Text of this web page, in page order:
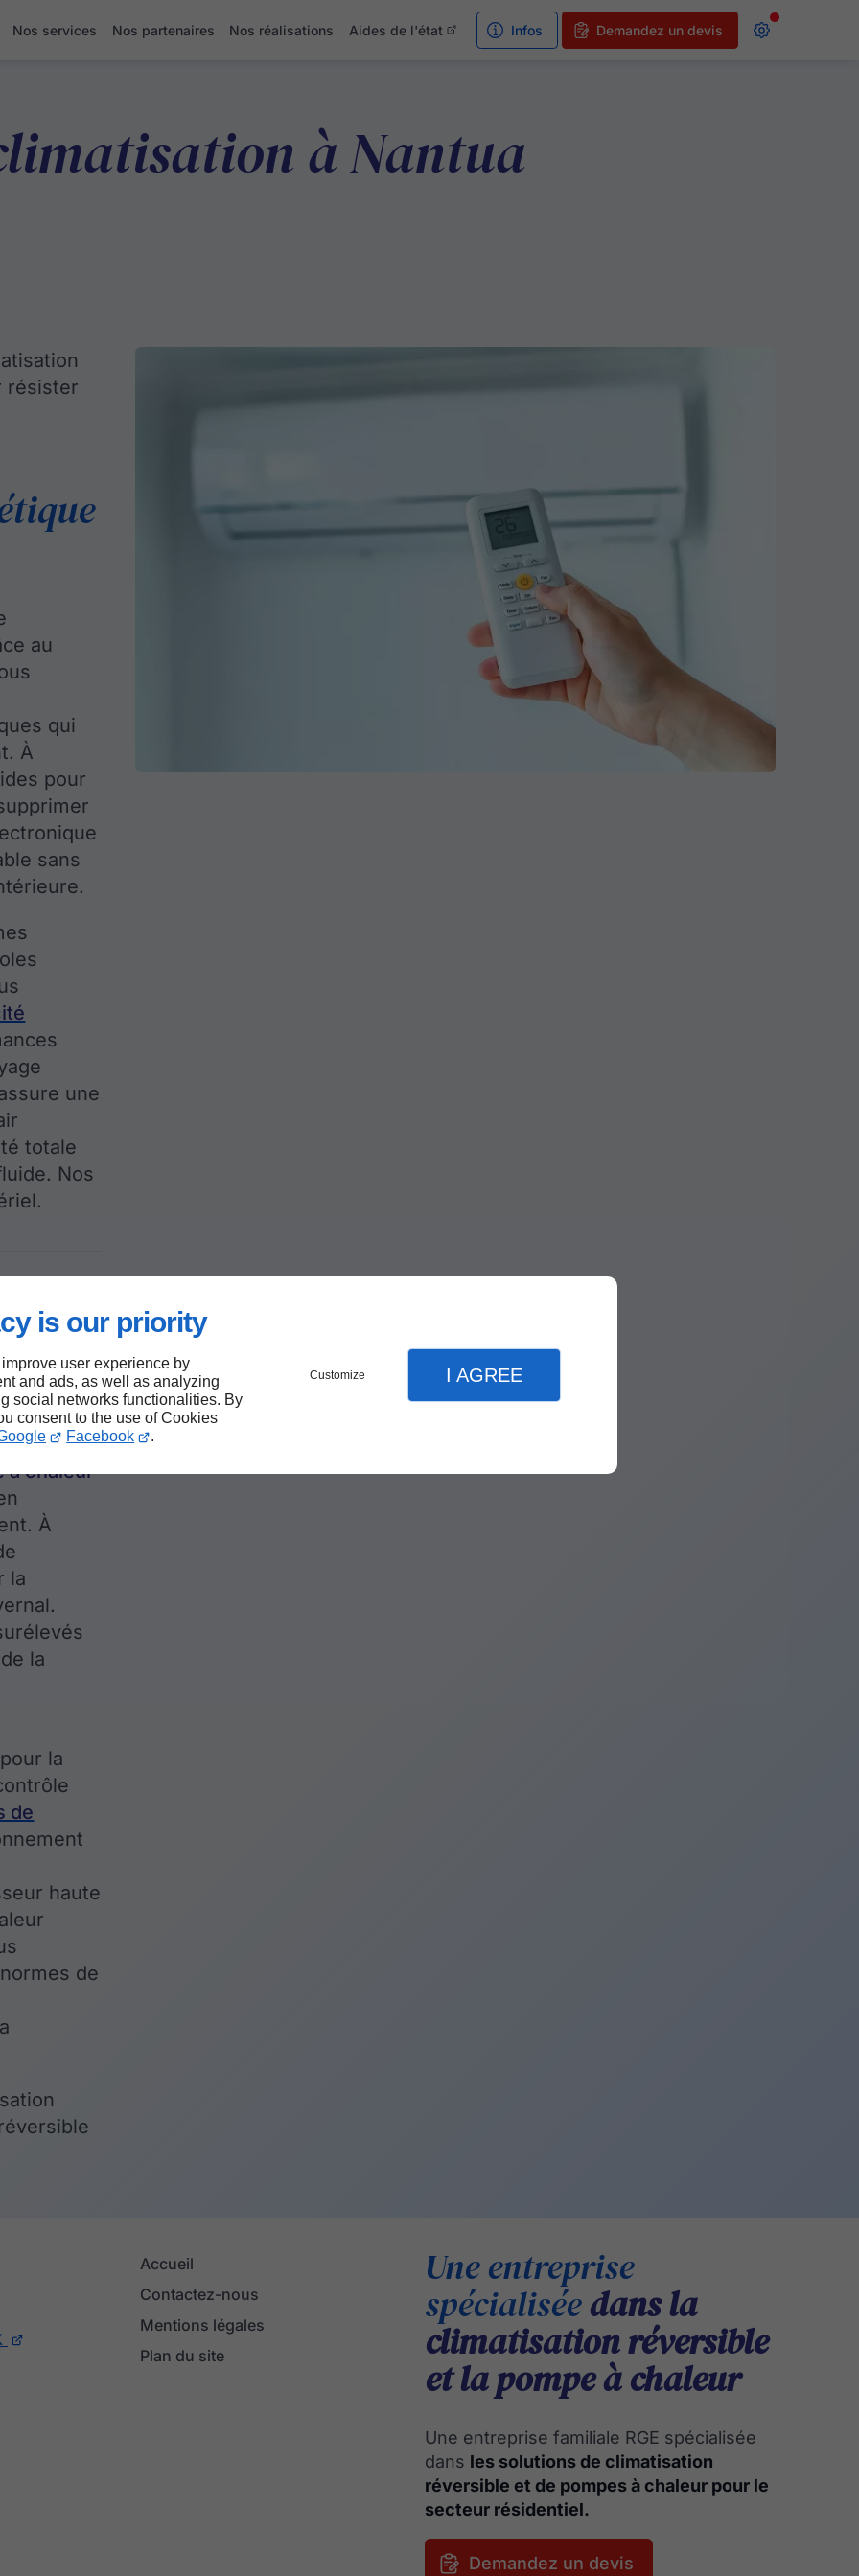
is our priority
user experience by
and ads, as well as analyzing
social networks functionalities. By
consent to the use of Cookies
Facebook .
Customize I AGREE
Nos services Nos partenaires Nos réalisations Aides de l'état Infos Demandez un devis
à Nantua
résister
au
qui
À
pour
sans
une
totale
Nos
capables
chauffer
à chaleur
À
la
la
la
de
haute
de
Accueil
Contactez-nous
Mentions légales
Plan du site
Une entreprise
spécialiséedans la
climatisation réversible
et la pompe à chaleur
Une entreprise familiale RGE spécialisée
dans les solutions de climatisation
réversible et de pompes à chaleur pour le
secteur résidentiel.
Demandez un devis